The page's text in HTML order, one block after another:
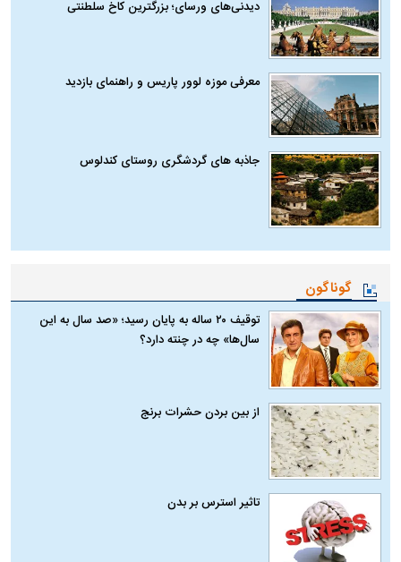
دیدنی‌های ورسای؛ بزرگترین کاخ سلطنتی
معرفی موزه لوور پاریس و راهنمای بازدید
جاذبه های گردشگری روستای کندلوس
گوناگون
توقیف ۲۰ ساله به پایان رسید؛ «صد سال به این
سال‌ها» چه در چنته دارد؟
از بین بردن حشرات برنج
تاثیر استرس بر بدن